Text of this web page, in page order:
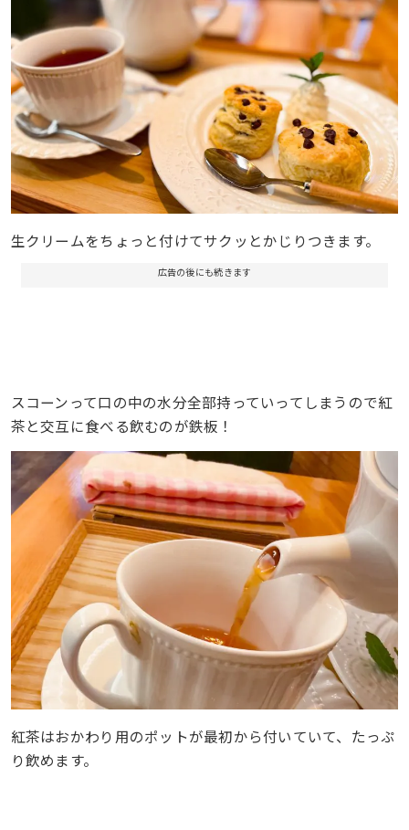
生クリームをちょっと付けてサクッとかじりつきます。
広告の後にも続きます
スコーンって口の中の水分全部持っていってしまうので紅
茶と交互に食べる飲むのが鉄板！
紅茶はおかわり用のポットが最初から付いていて、たっぷ
り飲めます。